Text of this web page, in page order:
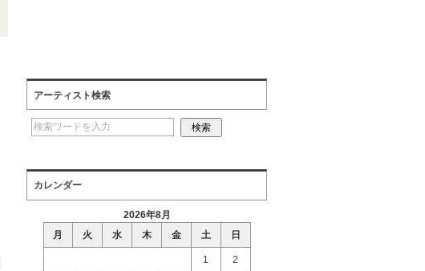
アーティスト検索
カレンダー
2026年8月
月
火 水 木 金 土 日
1 2